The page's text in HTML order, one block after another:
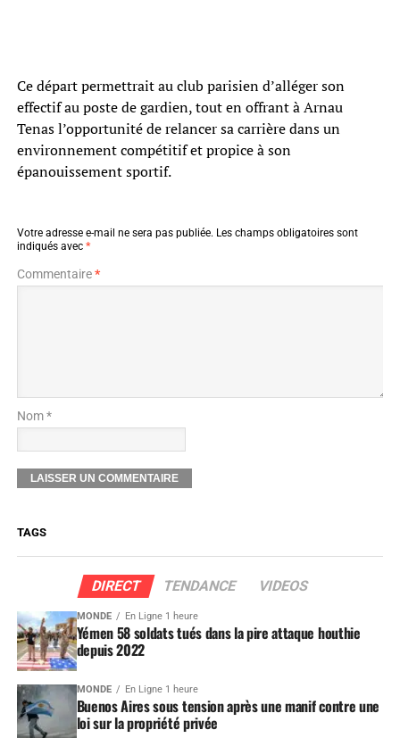
Ce départ permettrait au club parisien d’alléger son
effectif au poste de gardien, tout en offrant à Arnau
Tenas l’opportunité de relancer sa carrière dans un
environnement compétitif et propice à son
épanouissement sportif.
Votre adresse e-mail ne sera pas publiée. Les champs obligatoires sont
indiqués avec *
Commentaire*
Nom *
TAGS
DIRECT TENDANCE VIDEOS
MONDE En Ligne 1 heure
Yémen 58 soldats tués dans la pire attaque houthie
depuis 2022
MONDE En Ligne 1 heure
Buenos Aires sous tension après une manif contre une
loi sur la propriété privée